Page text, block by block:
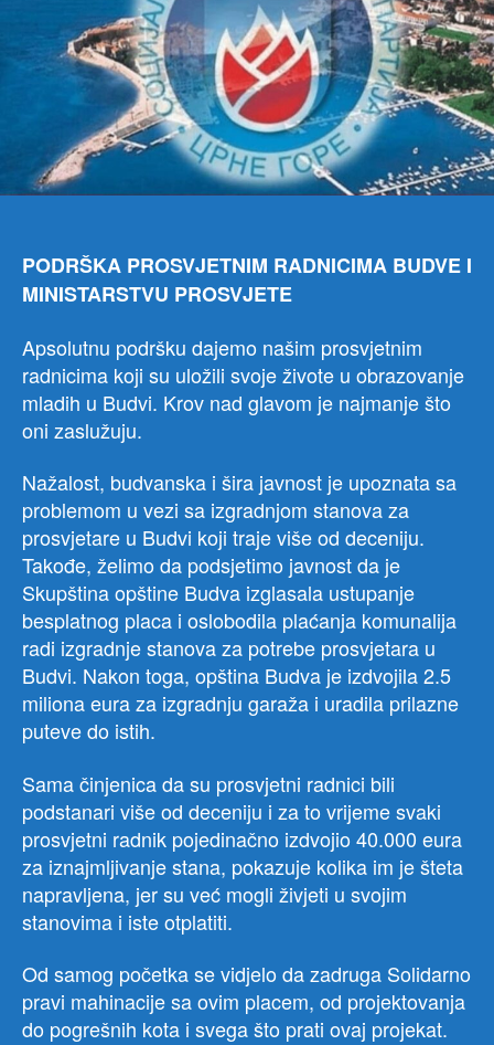
PODRŠKA PROSVJETNIM RADNICIMA BUDVE I
MINISTARSTVU PROSVJETE
Apsolutnu podršku dajemo našim prosvjetnim
radnicima koji su uložili svoje živote u obrazovanje
mladih u Budvi. Krov nad glavom je najmanje što
oni zaslužuju.
Nažalost, budvanska i šira javnost je upoznata sa
problemom u vezi sa izgradnjom stanova za
prosvjetare u Budvi koji traje više od deceniju.
Takođe, želimo da podsjetimo javnost da je
Skupština opštine Budva izglasala ustupanje
besplatnog placa i oslobodila plaćanja komunalija
radi izgradnje stanova za potrebe prosvjetara u
Budvi. Nakon toga, opština Budva je izdvojila 2.5
miliona eura za izgradnju garaža i uradila prilazne
puteve do istih.
Sama činjenica da su prosvjetni radnici bili
podstanari više od deceniju i za to vrijeme svaki
prosvjetni radnik pojedinačno izdvojio 40.000 eura
za iznajmljivanje stana, pokazuje kolika im je šteta
napravljena, jer su već mogli živjeti u svojim
stanovima i iste otplatiti.
Od samog početka se vidjelo da zadruga Solidarno
pravi mahinacije sa ovim placem, od projektovanja
do pogrešnih kota i svega što prati ovaj projekat.